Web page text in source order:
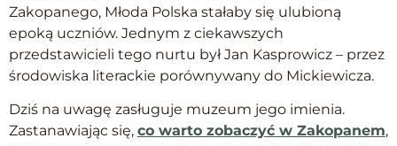
Zakopanego, Młoda Polska stałaby się ulubioną
epoką uczniów. Jednym z ciekawszych
przedstawicieli tego nurtu był Jan Kasprowicz – przez
środowiska literackie porównywany do Mickiewicza.
Dziś na uwagę zasługuje muzeum jego imienia.
Zastanawiając się, co warto zobaczyć w Zakopanem,